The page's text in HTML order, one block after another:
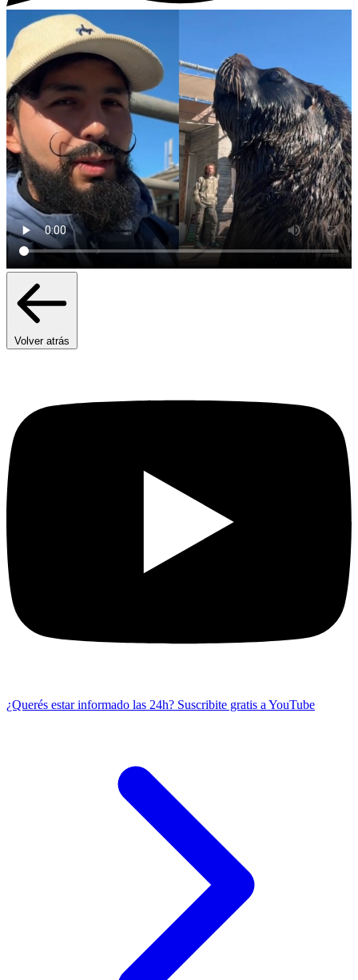
Volver atrás
¿Querés estar informado las 24h? Suscribite gratis a YouTube